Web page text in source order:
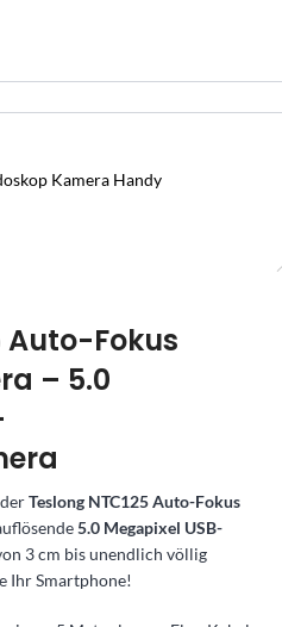
Kamera Handy
Auto-Fokus
– 5.0
Teslong NTC125 Auto-Fokus
5.0 Megapixel USB-
3 cm bis unendlich völlig
Ihr Smartphone!